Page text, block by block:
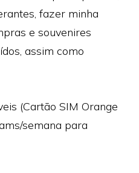
fazer minha
e souvenires
assim como
(Cartão SIM Orange
semana para